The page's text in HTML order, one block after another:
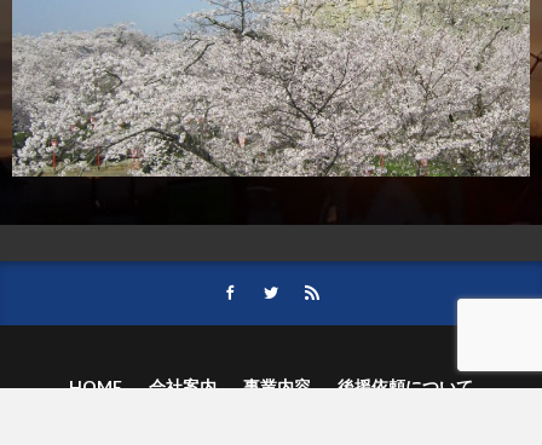
HOME 会社案内 事業内容
後援依頼について